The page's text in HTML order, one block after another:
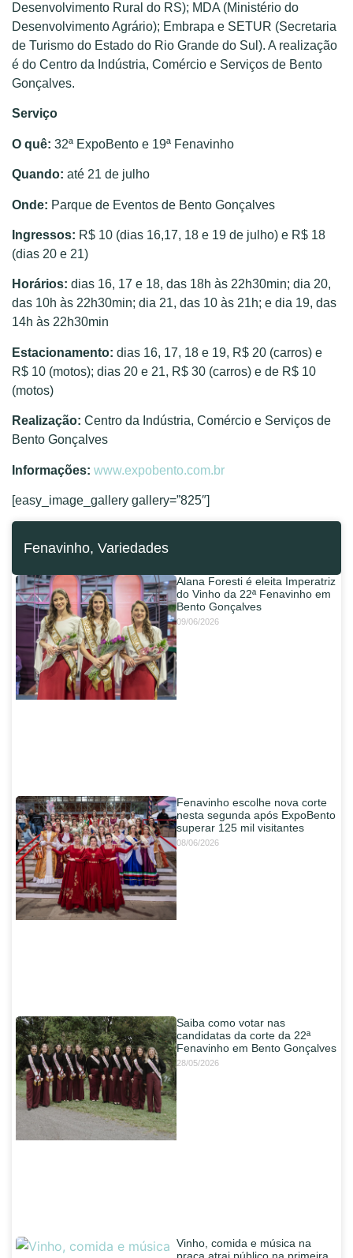
Desenvolvimento Rural do RS); MDA (Ministério do
Desenvolvimento Agrário); Embrapa e SETUR (Secretaria
de Turismo do Estado do Rio Grande do Sul). A realização
é do Centro da Indústria, Comércio e Serviços de Bento
Gonçalves.
Serviço
O quê: 32ª ExpoBento e 19ª Fenavinho
Quando: até 21 de julho
Onde: Parque de Eventos de Bento Gonçalves
Ingressos: R$ 10 (dias 16,17, 18 e 19 de julho) e R$ 18
(dias 20 e 21)
Horários: dias 16, 17 e 18, das 18h às 22h30min; dia 20,
das 10h às 22h30min; dia 21, das 10 às 21h; e dia 19, das
14h às 22h30min
Estacionamento: dias 16, 17, 18 e 19, R$ 20 (carros) e
R$ 10 (motos); dias 20 e 21, R$ 30 (carros) e de R$ 10
(motos)
Realização: Centro da Indústria, Comércio e Serviços de
Bento Gonçalves
Informações: www.expobento.com.br
[easy_image_gallery gallery=”825″]
Fenavinho, Variedades
Alana Foresti é eleita Imperatriz
do Vinho da 22ª Fenavinho em
Bento Gonçalves
09/06/2026
Fenavinho escolhe nova corte
nesta segunda após ExpoBento
superar 125 mil visitantes
08/06/2026
Saiba como votar nas
candidatas da corte da 22ª
Fenavinho em Bento Gonçalves
28/05/2026
Vinho, comida e música na